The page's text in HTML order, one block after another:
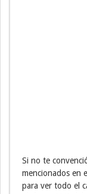
Si no te
mencionados en
para ver todo el